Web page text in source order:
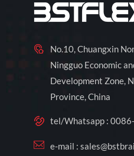
No.10, Chuangxin
Ningguo Economic
Development Zone,
Province, China
tel/Whatsapp :
e-mail :